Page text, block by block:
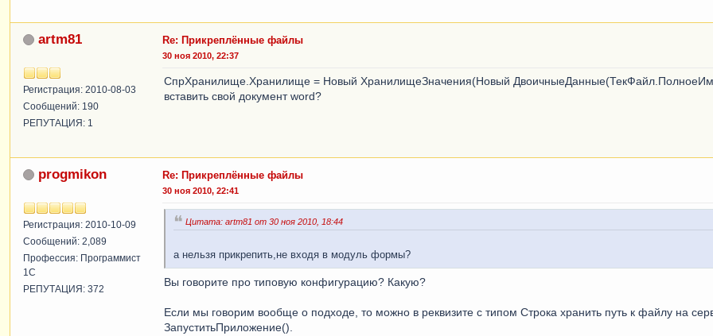
artm81
Регистрация: 2010-08-03
Сообщений: 190
РЕПУТАЦИЯ: 1
Re: Прикреплённые файлы
30 ноя 2010, 22:37
СпрХранилище.Хранилище = Новый ХранилищеЗначения(Новый
вставить свой документ word?
progmikon
Регистрация: 2010-10-09
Сообщений: 2,089
Профессия: Программист
1С
РЕПУТАЦИЯ: 372
Re: Прикреплённые файлы
30 ноя 2010, 22:41
Цитата: artm81 от 30 ноя 2010, 18:44
а нельзя прикрепить,не входя в модуль формы?
Вы говорите про типовую конфигурацию? Какую?
Если мы говорим вообще о подходе, то можно в реквизите с типом Строка хранить путь к файлу на
ЗапуститьПриложение().